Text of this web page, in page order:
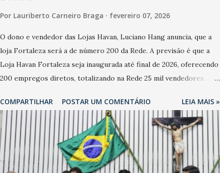
Por Lauriberto Carneiro Braga fevereiro 07, 2026
O dono e vendedor das Lojas Havan, Luciano Hang anuncia, que a
loja Fortaleza será a de número 200 da Rede. A previsão é que a
Loja Havan Fortaleza seja inaugurada até final de 2026, oferecendo
200 empregos diretos, totalizando na Rede 25 mil vendedores. A
oficialmente, mas fontes extraoficiais indicam, que será na Avenida
Washington Soares-Messejana. Uma coisa é certa: será a maior
loja Havan do Brasil.
COMPARTILHAR POSTAR UM COMENTÁRIO LEIA MAIS »